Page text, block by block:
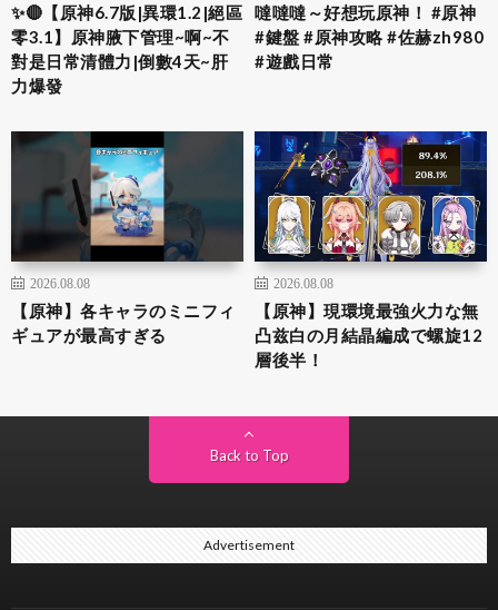
✨🔴【原神6.7版|異環1.2|絕區
零3.1】原神腋下管理~啊~不
對是日常清體力|倒數4天~肝
力爆發
噠噠噠～好想玩原神！ #原神
#鍵盤 #原神攻略 #佐赫zh980
#遊戲日常
2026.08.08
【原神】各キャラのミニフィ
ギュアが最高すぎる
2026.08.08
【原神】現環境最強火力な無
凸兹白の月結晶編成で螺旋12
層後半！
Back to Top
Advertisement